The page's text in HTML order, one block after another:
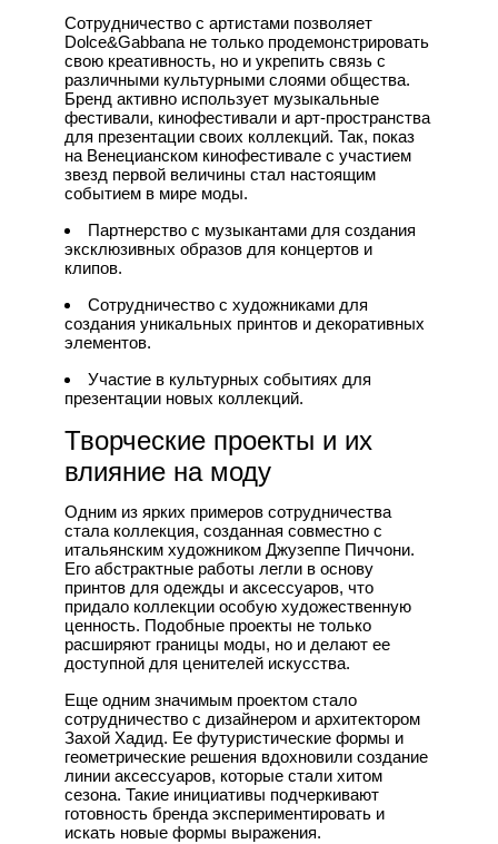
Сотрудничество с артистами позволяет
Dolce&Gabbana не только продемонстрировать
свою креативность, но и укрепить связь с
различными культурными слоями общества.
Бренд активно использует музыкальные
фестивали, кинофестивали и арт-пространства
для презентации своих коллекций. Так, показ
на Венецианском кинофестивале с участием
звезд первой величины стал настоящим
событием в мире моды.
Партнерство с музыкантами для создания
эксклюзивных образов для концертов и
клипов.
Сотрудничество с художниками для
создания уникальных принтов и декоративных
элементов.
Участие в культурных событиях для
презентации новых коллекций.
Творческие проекты и их
влияние на моду
Одним из ярких примеров сотрудничества
стала коллекция, созданная совместно с
итальянским художником Джузеппе Пиччони.
Его абстрактные работы легли в основу
принтов для одежды и аксессуаров, что
придало коллекции особую художественную
ценность. Подобные проекты не только
расширяют границы моды, но и делают ее
доступной для ценителей искусства.
Еще одним значимым проектом стало
сотрудничество с дизайнером и архитектором
Захой Хадид. Ее футуристические формы и
геометрические решения вдохновили создание
линии аксессуаров, которые стали хитом
сезона. Такие инициативы подчеркивают
готовность бренда экспериментировать и
искать новые формы выражения.